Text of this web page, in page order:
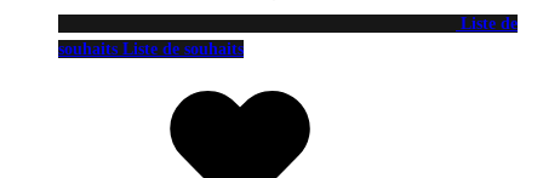
Liste de
souhaits Liste de souhaits